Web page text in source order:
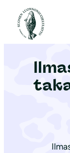
Etusivu